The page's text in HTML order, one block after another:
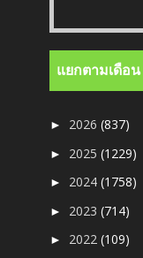
แยกตามเดือน
► 2026(837)
► 2025(1229)
► 2024(1758)
► 2023(714)
► 2022(109)